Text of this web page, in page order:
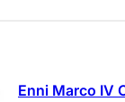
Enni Marco IV